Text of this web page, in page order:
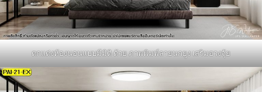
ตกแต่งห้องนอนแบบมีมิติ ด้วย ภาพพิมพ์ลายนกยูง เสริมฮวงจุ้ย